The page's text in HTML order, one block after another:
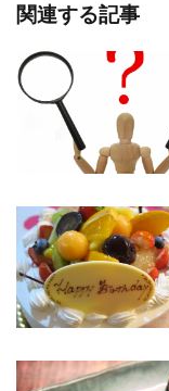
関連する記事